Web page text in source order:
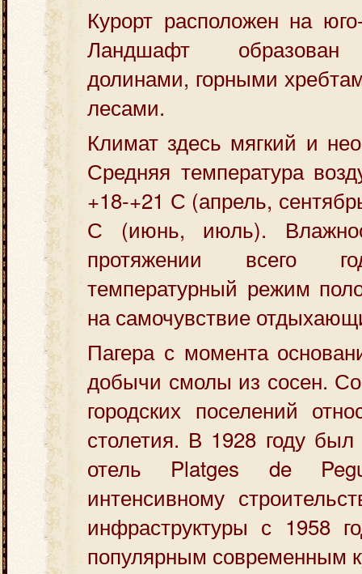
Курорт расположен на
Ландшафт образован
долинами, горными
лесами.
Климат здесь мягкий и
Средняя температура
+18-+21 С (апрель,
С (июнь, июль).
протяжении всего
температурный режим
на самочувствие
Пагера с момента
добычи смолы из сосен.
городских поселений
столетия. В 1928 году
отель Platges de
интенсивному
инфраструктуры с 1958
популярным современным